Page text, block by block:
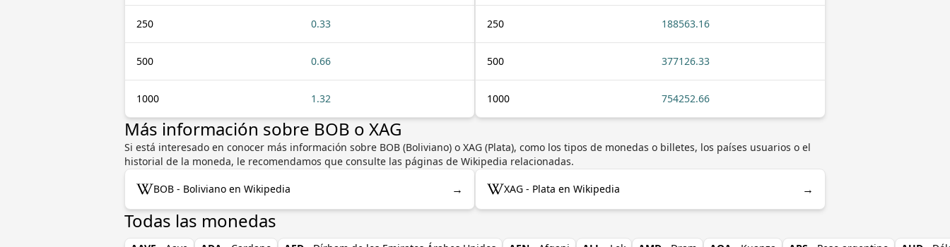
250 0.33
500 0.66
1000 1.32
250 188563.16
500 377126.33
1000 754252.66
Más información sobre BOB o XAG
Si está interesado en conocer más información sobre BOB (Boliviano) o XAG (Plata), como los tipos de monedas o billetes, los países usuarios o el
historial de la moneda, le recomendamos que consulte las páginas de Wikipedia relacionadas.
BOB - Boliviano en Wikipedia → XAG - Plata en Wikipedia →
Todas las monedas